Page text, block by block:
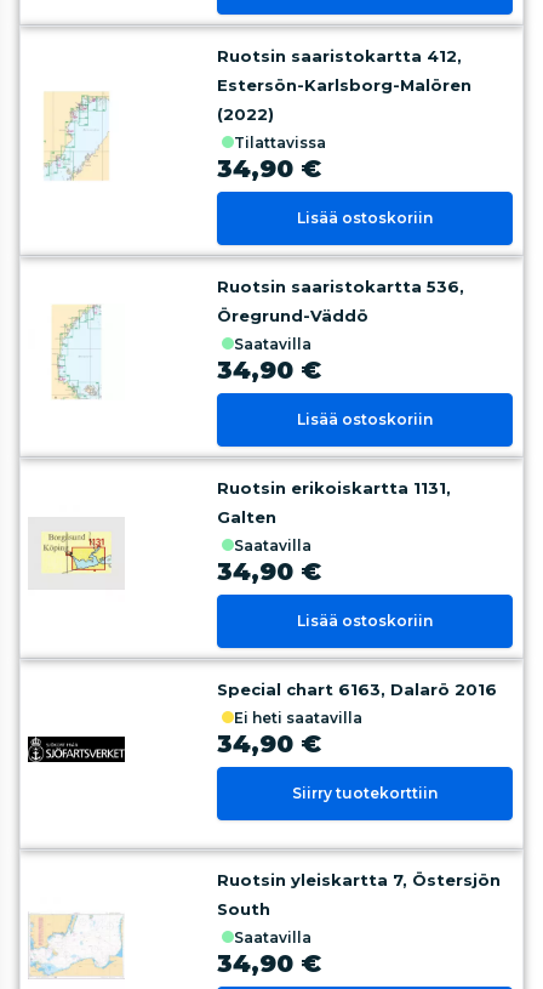
Ruotsin saaristokartta 412,
Estersön-Karlsborg-Malören
(2022)
tilattavissa
34,90 €
Lisää ostoskoriin
Ruotsin saaristokartta 536,
Öregrund-Väddö
saatavilla
34,90 €
Lisää ostoskoriin
Ruotsin erikoiskartta 1131,
Galten
saatavilla
34,90 €
Lisää ostoskoriin
Special chart 6163, Dalarö 2016
ei heti saatavilla
34,90 €
Siirry tuotekorttiin
Ruotsin yleiskartta 7, Östersjön
South
saatavilla
34,90 €